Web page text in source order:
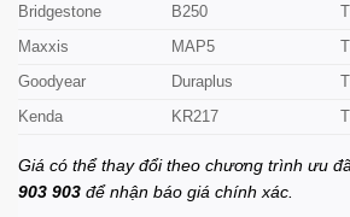
Bridgestone B250
Maxxis MAP5
Goodyear Duraplus
Kenda KR217
Giá có thể thay đổi theo chương trình ưu
903 903 để nhận báo giá chính xác.